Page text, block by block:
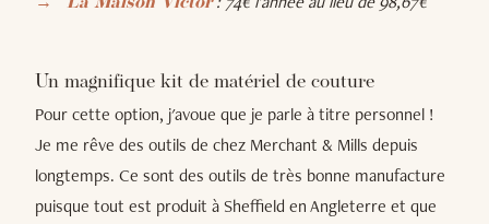
La Maison Victor
Un magnifique kit de matériel de couture
Pour cette option, j'avoue que je parle à titre personnel !
Je me rêve des outils de chez Merchant & Mills depuis
longtemps. Ce sont des outils de très bonne manufacture
puisque tout est produit à Sheffield en Angleterre et que